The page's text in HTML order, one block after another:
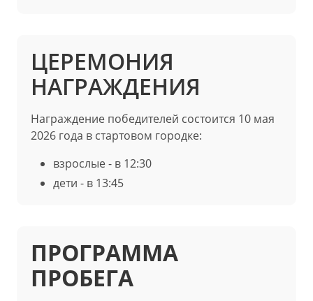
ЦЕРЕМОНИЯ
НАГРАЖДЕНИЯ
Награждение победителей состоится 10 мая
2026 года в стартовом городке:
взрослые - в 12:30
дети - в 13:45
ПРОГРАММА
ПРОБЕГА